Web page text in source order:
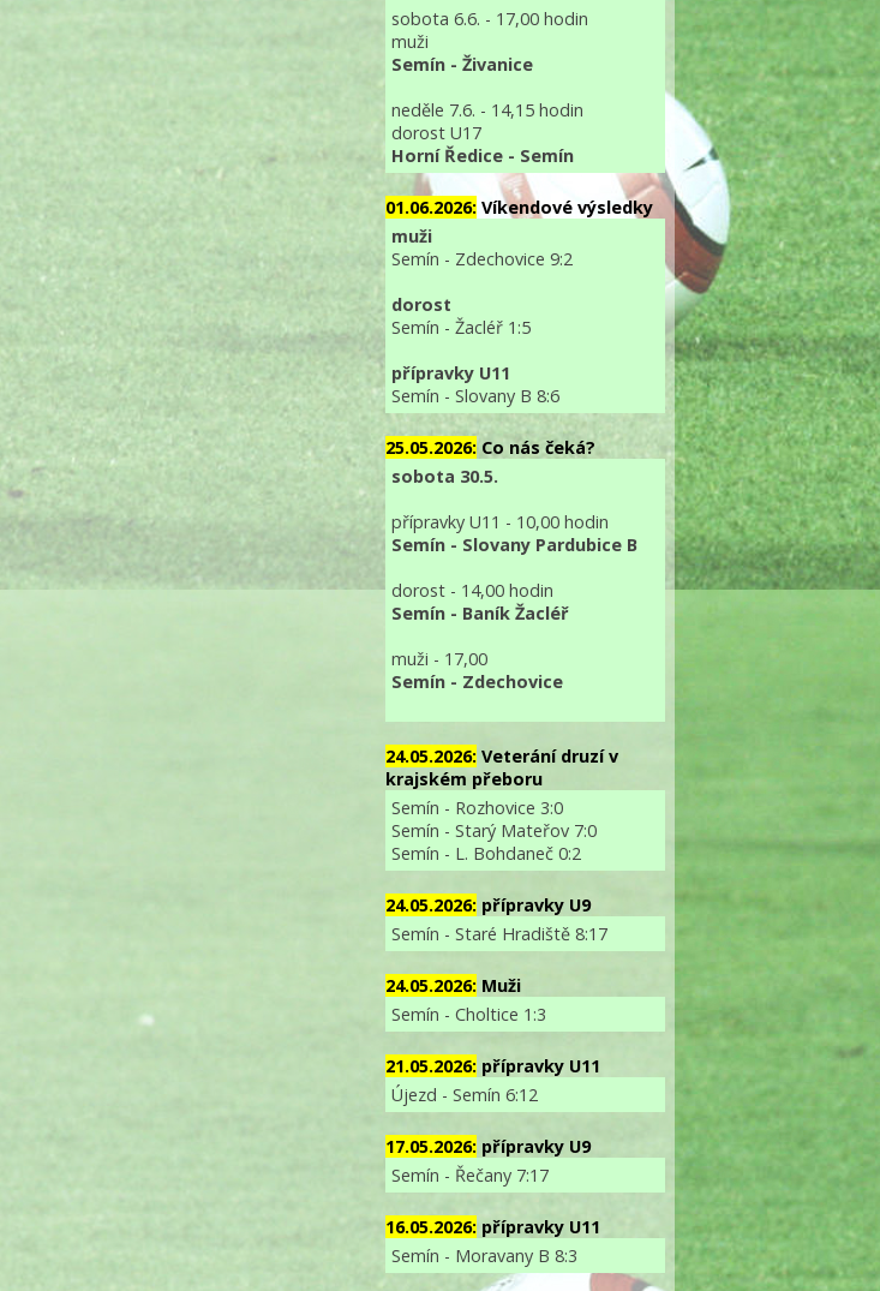
sobota 6.6. - 17,00 hodin
muži
Semín - Živanice
neděle 7.6. - 14,15 hodin
dorost U17
Horní Ředice - Semín
01.06.2026: Víkendové výsledky
muži
Semín - Zdechovice 9:2
dorost
Semín - Žacléř 1:5
přípravky U11
Semín - Slovany B 8:6
25.05.2026: Co nás čeká?
sobota 30.5.
přípravky U11 - 10,00 hodin
Semín - Slovany Pardubice B
dorost - 14,00 hodin
Semín - Baník Žacléř
muži - 17,00
Semín - Zdechovice
24.05.2026: Veterání druzí v
krajském přeboru
Semín - Rozhovice 3:0
Semín - Starý Mateřov 7:0
Semín - L. Bohdaneč 0:2
24.05.2026: přípravky U9
Semín - Staré Hradiště 8:17
24.05.2026: Muži
Semín - Choltice 1:3
21.05.2026: přípravky U11
Újezd - Semín 6:12
17.05.2026: přípravky U9
Semín - Řečany 7:17
16.05.2026: přípravky U11
Semín - Moravany B 8:3